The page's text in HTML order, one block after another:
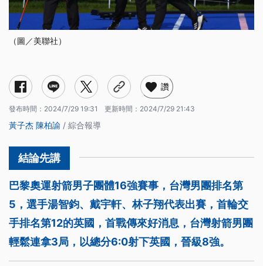
（圖／美聯社）
讚
發布時間： 2024/7/29 19:31 更新時間： 2024/7/29 21:43
黃子杰 陳柏諭 / 綜合報導
巴黎奧運射箭男子團體16強賽事，台灣男團排名第
5，選手湯智鈞、戴宇軒、林子翔代表出賽，首輪交
手排名第12的英國，首戰傳來好消息，台灣射箭男團
輕鬆連拿3局，以總分6:0射下英國，晉級8強。